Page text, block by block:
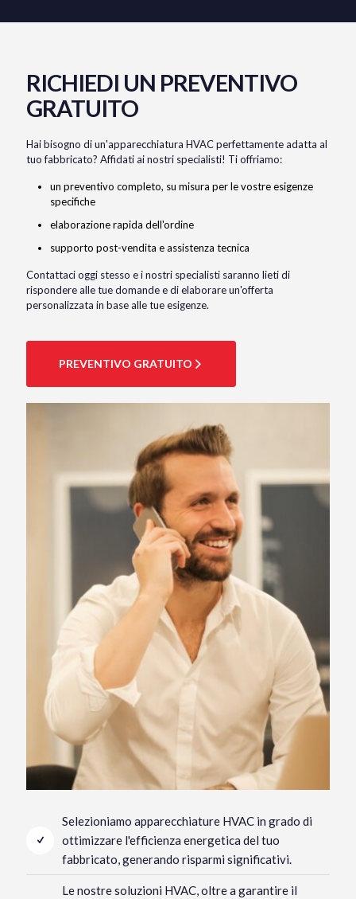
RICHIEDI UN PREVENTIVO
GRATUITO
Hai bisogno di un'apparecchiatura HVAC perfettamente adatta al
tuo fabbricato? Affidati ai nostri specialisti! Ti offriamo:
un preventivo completo, su misura per le vostre esigenze
specifiche
elaborazione rapida dell'ordine
supporto post-vendita e assistenza tecnica
Contattaci oggi stesso e i nostri specialisti saranno lieti di
rispondere alle tue domande e di elaborare un'offerta
personalizzata in base alle tue esigenze.
PREVENTIVO GRATUITO
Selezioniamo apparecchiature HVAC in grado di
ottimizzare l'efficienza energetica del tuo
fabbricato, generando risparmi significativi.
Le nostre soluzioni HVAC, oltre a garantire il